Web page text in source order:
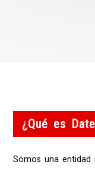
¿Qué es
Somos una entidad